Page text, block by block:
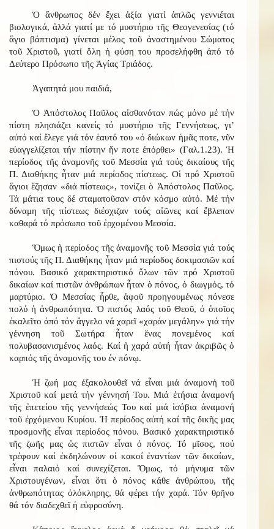
Ὁ ἄνθρωπος δέν ἔχει ἀξία γιατί ἁπλῶς γεννιέται
βιολογικά, ἀλλά γιατί με τό μυστήριο τῆς Θεογενεσίας (τό
ἅγιο βάπτισμα) γίνεται μέλος τοῦ ἀναστημένου Σώματος
τοῦ Χριστοῦ, γιατί ὅλη ἡ φύση του προσελήφθη ἀπό τό
Δεύτερο Πρόσωπο τῆς Ἁγίας Τριάδος.
Ἀγαπητά μου παιδιά,
Ὁ Ἀπόστολος Παῦλος αἰσθανόταν πώς μόνο μέ τήν
πίστη πλησιάζει κανείς τό μυστήριο τῆς Γεννήσεως, γι’
αὐτό καί ἔλεγε γιά τόν ἑαυτό του «ὁ διώκων ἡμᾶς ποτε, νῦν
εὐαγγελίζεται τήν πίστην ἥν ποτε ἐπόρθει» (Γαλ.1.23). Ἡ
περίοδος τῆς ἀναμονῆς τοῦ Μεσσία γιά τούς δικαίους τῆς
Π. Διαθήκης ἦταν μιά περίοδος πίστεως. Οἱ πρό Χριστοῦ
ἅγιοι ἔζησαν «διά πίστεως», τονίζει ὁ Ἀπόστολος Παῦλος.
Τά μάτια τους δέ σταματοῦσαν στόν κόσμο αὐτό. Μέ τήν
δύναμη τῆς πίστεως διέσχιζαν τούς αἰῶνες καί ἔβλεπαν
καθαρά τό πρόσωπο τοῦ ἐρχομένου Μεσσία.
Ὅμως ἡ περίοδος τῆς ἀναμονῆς τοῦ Μεσσία γιά τούς
πιστούς τῆς Π. Διαθήκης ἦταν μιά περίοδος δοκιμασιῶν καί
πόνου. Βασικό χαρακτηριστικό ὅλων τῶν πρό Χριστοῦ
δικαίων καί πιστῶν ἀνθρώπων ἦταν ὁ πόνος, ὁ διωγμός, τό
μαρτύριο. Ὁ Μεσσίας ἦρθε, ἀφοῦ προηγουμένως πόνεσε
πολύ ἡ ἀνθρωπότητα. Ὁ πιστός λαός τοῦ Θεοῦ, ὁ ὁποῖος
ἐκαλεῖτο ἀπό τόν ἄγγελο νά χαρεῖ «χαράν μεγάλην» γιά τήν
γέννηση τοῦ Σωτήρα ἦταν ἕνας πονεμένος καί
πολυβασανισμένος λαός. Καί ἡ χαρά αὐτή ἦταν ἀκριβῶς ὁ
καρπός τῆς ἀναμονῆς του ἐν πόνῳ.
Ἡ ζωή μας ἐξακολουθεῖ νά εἶναι μιά ἀναμονή τοῦ
Χριστοῦ καί μετά τήν γέννησή Του. Μιά ἐτήσια ἀναμονή
τῆς ἐπετείου τῆς γεννήσεώς Του καί μιά ἰσόβια ἀναμονή
τοῦ ἐρχόμενου Κυρίου. Ἡ περίοδος αὐτή καί τῆς δικῆς μας
προσμονῆς εἶναι περίοδος πόνου. Βασικό χαρακτηριστικό
τῆς ζωῆς μας ὡς πιστῶν εἶναι ὁ πόνος. Τό μῖσος, πού
τρέφουν καί ἐκδηλώνουν οἱ κακοί ἐναντίων τῶν δικαίων,
εἶναι παλαιό καί συνεχίζεται. Ὅμως, τό μήνυμα τῶν
Χριστουγένων, εἶναι ὅτι ὁ πόνος κάθε ἀνθρώπου, τῆς
ἀνθρωπότητας ὁλόκληρης, θά φέρει τήν χαρά. Τόν θρῆνο
θά τόν διαδεχθεῖ ἡ εὐφροσύνη.